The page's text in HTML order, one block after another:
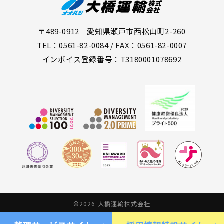
〒489-0912 愛知県瀬戸市西松山町2-260
TEL：0561-82-0084 / FAX：0561-82-0007
インボイス登録番号：T3180001078692
©2026 大橋運輸株式会社